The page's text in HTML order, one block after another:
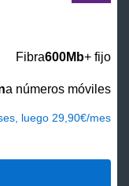
Fibra600Mb+ fijo
a números móviles
luego 29,90€/mes